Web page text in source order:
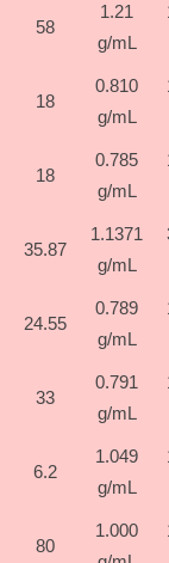
58
1.21
g/mL
18
0.810
g/mL
18
0.785
g/mL
35.87
1.1371
g/mL
24.55
0.789
g/mL
33
0.791
g/mL
6.2
1.049
g/mL
80
1.000